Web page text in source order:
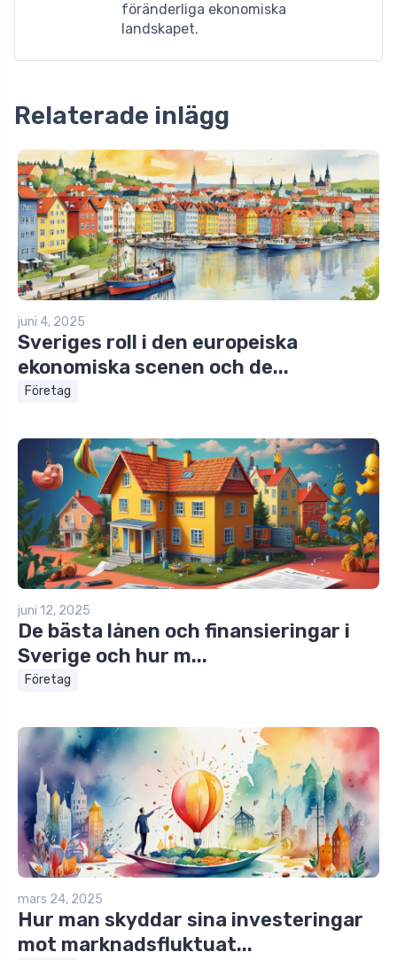
föränderliga ekonomiska
landskapet.
Relaterade inlägg
juni 4, 2025
Sveriges roll i den europeiska
ekonomiska scenen och de...
Företag
juni 12, 2025
De bästa lånen och finansieringar i
Sverige och hur m...
Företag
mars 24, 2025
Hur man skyddar sina investeringar
mot marknadsfluktuat...